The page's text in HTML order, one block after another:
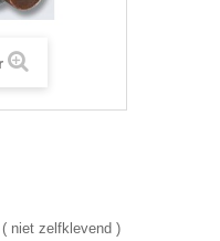
niet zelfklevend )